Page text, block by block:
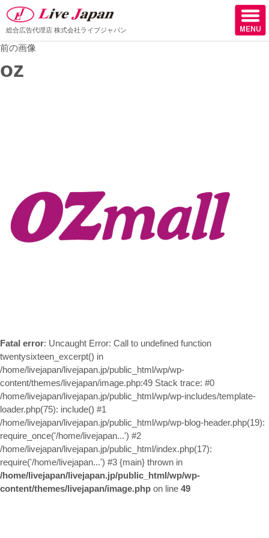
サロン様からの声
ケーススタディー
総合広告代理店 株式会社ライブジャパン
前の画像
oz
Fatal error: Uncaught Error: Call to undefined function
twentysixteen_excerpt() in
/home/livejapan/livejapan.jp/public_html/wp/wp-
content/themes/livejapan/image.php:49 Stack trace: #0
/home/livejapan/livejapan.jp/public_html/wp/wp-includes/template-
loader.php(75): include() #1
/home/livejapan/livejapan.jp/public_html/wp/wp-blog-header.php(19):
require_once('/home/livejapan...') #2
/home/livejapan/livejapan.jp/public_html/index.php(17):
require('/home/livejapan...') #3 {main} thrown in
/home/livejapan/livejapan.jp/public_html/wp/wp-
content/themes/livejapan/image.php on line 49